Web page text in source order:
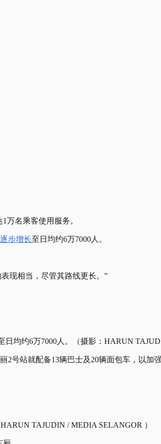
万名乘客使用服务。
步增长至日均约6万7000人。
现相当，尽管其路线更长。”
均约6万7000人。（摄影：HARUN
2号站就配备13辆巴士及20辆面包车，以加
TAJUDIN / MEDIA SELANGOR ）